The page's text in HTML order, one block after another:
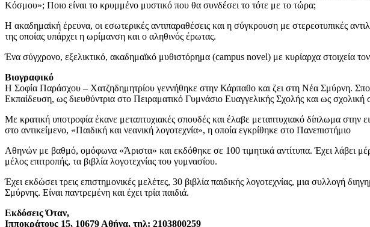
Κόσμου»; Ποιο είναι το κρυμμένο μυστικό που θα συνδέσει το τότε με το τώρα;
Η ακαδημαϊκή έρευνα, οι εσωτερικές αντιπαραθέσεις και η σύγκρουση με στερεοτυπικές
της οποίας υπάρχει η ωρίμανση και ο αληθινός έρωτας.
Ένα σύγχρονο, εξελικτικό, ακαδημαϊκό μυθιστόρημα (campus novel) με κυρίαρχα στοιχεία
Βιογραφικό
Η Σοφία Παράσχου – Χατζηδημητρίου γεννήθηκε στην Κάρπαθο και ζει στη Νέα Σμύρνη.
Εκπαίδευση, ως διευθύντρια στο Πειραματικό Γυμνάσιο Ευαγγελικής Σχολής και ως
Με κρατική υποτροφία έκανε μεταπτυχιακές σπουδές και έλαβε μεταπτυχιακό δίπλωμα
στο αντικείμενο, «Παιδική και νεανική λογοτεχνία», η οποία εγκρίθηκε στο Πανεπιστήμιο
Αθηνών με βαθμό, ομόφωνα «Άριστα» και εκδόθηκε σε 100 τιμητικά αντίτυπα. Έχει λάβει
μέλος επιτροπής, τα βιβλία λογοτεχνίας του γυμνασίου.
Έχει εκδώσει τρεις επιστημονικές μελέτες, 30 βιβλία παιδικής λογοτεχνίας, μια συλλογή
Σμύρνης. Είναι παντρεμένη και έχει τρία παιδιά.
Εκδόσεις Όταν,
Ιπποκράτους 15, 10679 Αθήνα, τηλ: 2103800259